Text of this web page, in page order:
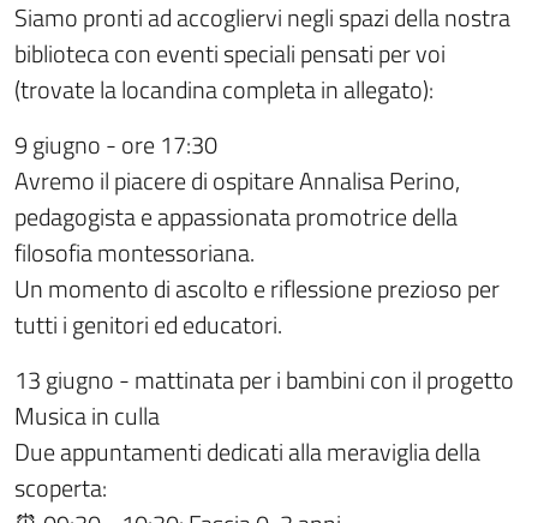
Siamo pronti ad accogliervi negli spazi della nostra
biblioteca con eventi speciali pensati per voi
(trovate la locandina completa in allegato):
9 giugno - ore 17:30
Avremo il piacere di ospitare Annalisa Perino,
pedagogista e appassionata promotrice della
filosofia montessoriana.
Un momento di ascolto e riflessione prezioso per
tutti i genitori ed educatori.
13 giugno - mattinata per i bambini con il progetto
Musica in culla
Due appuntamenti dedicati alla meraviglia della
scoperta: